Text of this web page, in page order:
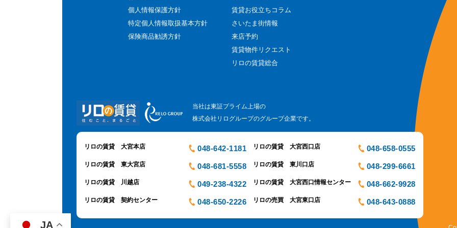
個人情報保護方針
特定個人情報取扱基本方針
保険商品勧誘方針
賃貸お役立ちコラム
さいたま街情報
来店予約
賃貸物件リクエスト
リロの賃貸総合
当社は東証プライム上場の
株式会社リログループのグループ企業です。
リロの賃貸 大宮本店 048-642-1181 リロの賃貸 大宮西口店 048-658-0555
リロの賃貸 東大宮店 048-681-5558 リロの賃貸 東川口店 048-299-6661
リロの賃貸 川越店 049-238-4322 リロの賃貸 大宮西口情報センター 048-662-9928
リロの賃貸 契約センター 048-650-2226 リロの売買 大宮東口店 048-643-0888
JA